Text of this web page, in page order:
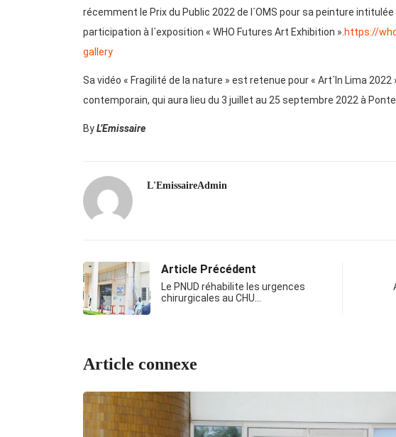
récemment le Prix du Public 2022 de l´OMS pour sa peinture
participation à l´exposition « WHO Futures Art Exhibition ».https://
gallery
Sa vidéo « Fragilité de la nature » est retenue pour « Art´In Lima
contemporain, qui aura lieu du 3 juillet au 25 septembre 2022 à
ByL’Emissaire
L'EmissaireAdmin
Article Précédent
Le PNUD réhabilite les urgences
chirurgicales au CHU…
Article connexe